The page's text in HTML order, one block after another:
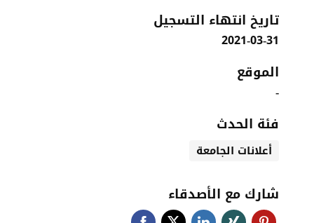
تاريخ انتهاء التسجيل
2021-03-31
الموقع
-
فئة الحدث
أعلانات الجامعة
شارك مع الأصدقاء